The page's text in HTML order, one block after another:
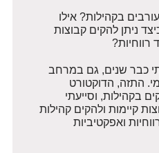
בקהילות? אילו
ניתן להקים קבוצות
רווחיות?
כבר שנים, גם במרחב
התזה, הדוקטורט
בקהילות, וסייעתי
קיימות ולהקים קהילות
ואפקטיביות